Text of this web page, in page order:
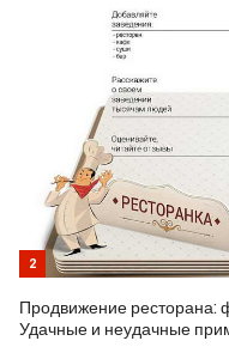
2
Продвижение ресторана:
Удачные и неудачные